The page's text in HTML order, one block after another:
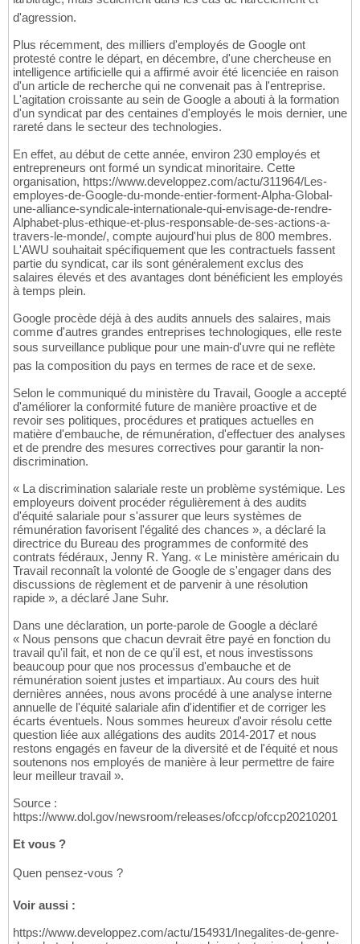
d'agression.
Plus récemment, des milliers d'employés de Google ont
protesté contre le départ, en décembre, d'une chercheuse en
intelligence artificielle qui a affirmé avoir été licenciée en raison
d'un article de recherche qui ne convenait pas à l'entreprise.
L'agitation croissante au sein de Google a abouti à la formation
d'un syndicat par des centaines d'employés le mois dernier, une
rareté dans le secteur des technologies.
En effet, au début de cette année, environ 230 employés et
entrepreneurs ont formé un syndicat minoritaire. Cette
organisation, https://www.developpez.com/actu/311964/Les-
employes-de-Google-du-monde-entier-forment-Alpha-Global-
une-alliance-syndicale-internationale-qui-envisage-de-rendre-
Alphabet-plus-ethique-et-plus-responsable-de-ses-actions-a-
travers-le-monde/, compte aujourd'hui plus de 800 membres.
L'AWU souhaitait spécifiquement que les contractuels fassent
partie du syndicat, car ils sont généralement exclus des
salaires élevés et des avantages dont bénéficient les employés
à temps plein.
Google procède déjà à des audits annuels des salaires, mais
comme d'autres grandes entreprises technologiques, elle reste
sous surveillance publique pour une main-d'uvre qui ne reflète
pas la composition du pays en termes de race et de sexe.
Selon le communiqué du ministère du Travail, Google a accepté
d'améliorer la conformité future de manière proactive et de
revoir ses politiques, procédures et pratiques actuelles en
matière d'embauche, de rémunération, d'effectuer des analyses
et de prendre des mesures correctives pour garantir la non-
discrimination.
« La discrimination salariale reste un problème systémique. Les
employeurs doivent procéder régulièrement à des audits
d'équité salariale pour s'assurer que leurs systèmes de
rémunération favorisent l'égalité des chances », a déclaré la
directrice du Bureau des programmes de conformité des
contrats fédéraux, Jenny R. Yang. « Le ministère américain du
Travail reconnaît la volonté de Google de s'engager dans des
discussions de règlement et de parvenir à une résolution
rapide », a déclaré Jane Suhr.
Dans une déclaration, un porte-parole de Google a déclaré
« Nous pensons que chacun devrait être payé en fonction du
travail qu'il fait, et non de ce qu'il est, et nous investissons
beaucoup pour que nos processus d'embauche et de
rémunération soient justes et impartiaux. Au cours des huit
dernières années, nous avons procédé à une analyse interne
annuelle de l'équité salariale afin d'identifier et de corriger les
écarts éventuels. Nous sommes heureux d'avoir résolu cette
question liée aux allégations des audits 2014-2017 et nous
restons engagés en faveur de la diversité et de l'équité et nous
soutenons nos employés de manière à leur permettre de faire
leur meilleur travail ».
Source :
https://www.dol.gov/newsroom/releases/ofccp/ofccp20210201
Et vous ?
Quen pensez-vous ?
Voir aussi :
https://www.developpez.com/actu/154931/Inegalites-de-genre-